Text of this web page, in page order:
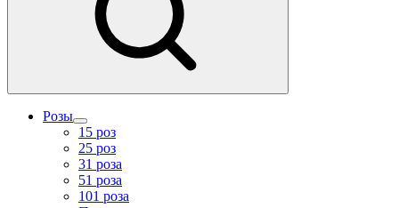
Розы
15 роз
25 роз
31 роза
51 роза
101 роза